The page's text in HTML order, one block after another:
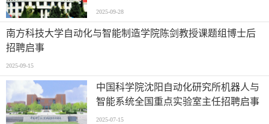
题“基于数智决策模型的供应链与服务
价值链协同管控技术”
2025-09-28
南方科技大学自动化与智能制造学院陈剑教授课题组博士后
招聘启事
2025-09-15
中国科学院沈阳自动化研究所机器人与
智能系统全国重点实验室主任招聘启事
2025-07-15